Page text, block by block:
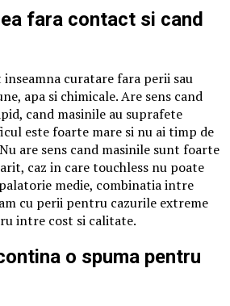
fara contact si cand
curatare fara perii sau
apa si chimicale. Are sens cand
cand masinile au suprafete
este foarte mare si nu ai timp de
are sens cand masinile sunt foarte
caz in care touchless nu poate
medie, combinatia intre
cu perii pentru cazurile extreme
intre cost si calitate.
o spuma pentru